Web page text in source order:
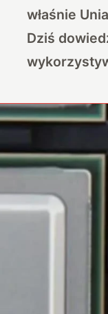
właśnie
Dziś